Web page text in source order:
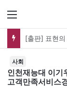
사회
인천재능대 이기
고객만족서비스